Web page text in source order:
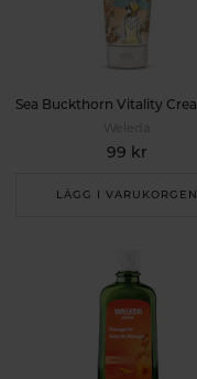
Weleda
99 kr
LÄGG I VARUKORGEN